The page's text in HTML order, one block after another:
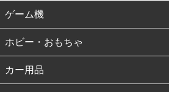
ゲーム機
ホビー・おもちゃ
カー用品